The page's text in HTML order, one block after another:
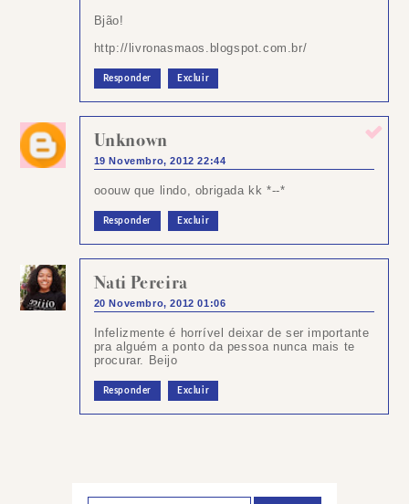
Bjão!
http://livronasmaos.blogspot.com.br/
Responder Excluir
Unknown
19 Novembro, 2012 22:44
ooouw que lindo, obrigada kk *--*
Responder Excluir
Nati Pereira
20 Novembro, 2012 01:06
Infelizmente é horrível deixar de ser importante
pra alguém a ponto da pessoa nunca mais te
procurar. Beijo
Responder Excluir